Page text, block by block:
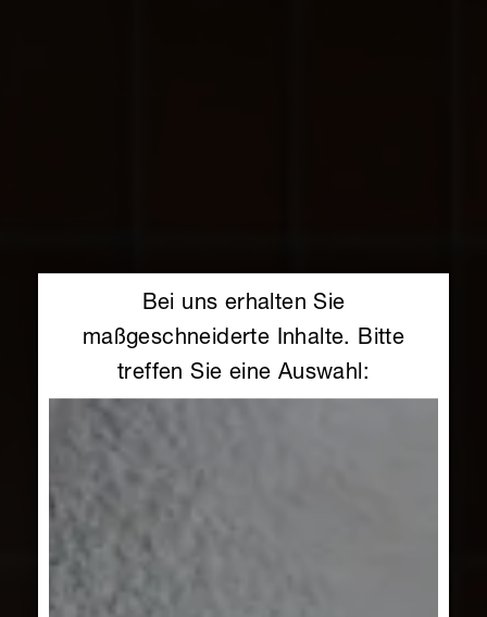
Bei uns erhalten Sie
maßgeschneiderte Inhalte. Bitte
treffen Sie eine Auswahl: